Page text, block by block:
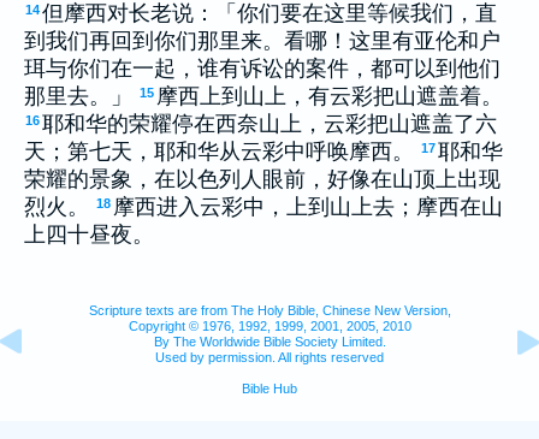
14但摩西对长老说：「你们要在这里等候我们，直
到我们再回到你们那里来。看哪！这里有亚伦和户
珥与你们在一起，谁有诉讼的案件，都可以到他们
那里去。」
15 摩西上到山上，有云彩把山遮盖着。
16耶和华的荣耀停在西奈山上，云彩把山遮盖了六
天；第七天，耶和华从云彩中呼唤摩西。
17耶和华
荣耀的景象，在以色列人眼前，好像在山顶上出现
烈火。
18 摩西进入云彩中，上到山上去；摩西在山
上四十昼夜。
Scripture texts are from The Holy Bible, Chinese New Version,
Copyright © 1976, 1992, 1999, 2001, 2005, 2010
By The Worldwide Bible Society Limited.
Used by permission. All rights reserved
Bible Hub